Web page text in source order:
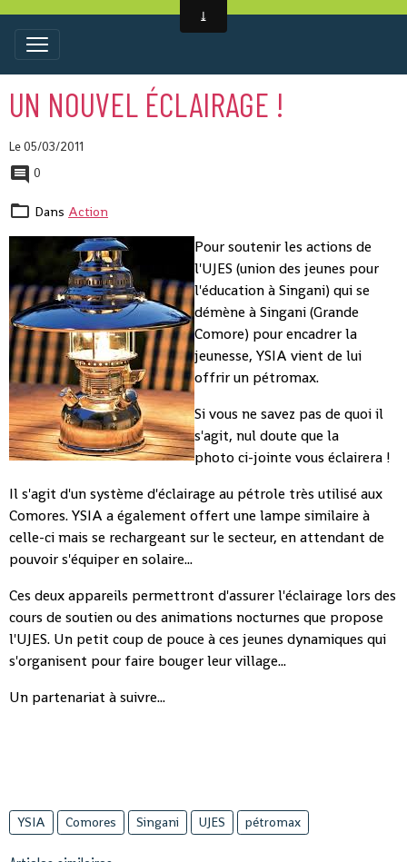
UN NOUVEL ÉCLAIRAGE !
Le 05/03/2011
0
Dans Action
Pour soutenir les actions de
l'UJES (union des jeunes pour
l'éducation à Singani) qui se
démène à Singani (Grande
Comore) pour encadrer la
jeunesse, YSIA vient de lui
offrir un pétromax.
Si vous ne savez pas de quoi il
s'agit, nul doute que la
photo ci-jointe vous éclairera !
Il s'agit d'un système d'éclairage au pétrole très utilisé aux
Comores. YSIA a également offert une lampe similaire à
celle-ci mais se rechargeant sur le secteur, en attendant de
pouvoir s'équiper en solaire...
Ces deux appareils permettront d'assurer l'éclairage lors des
cours de soutien ou des animations nocturnes que propose
l'UJES. Un petit coup de pouce à ces jeunes dynamiques qui
s'organisent pour faire bouger leur village...
Un partenariat à suivre...
YSIA Comores Singani UJES pétromax